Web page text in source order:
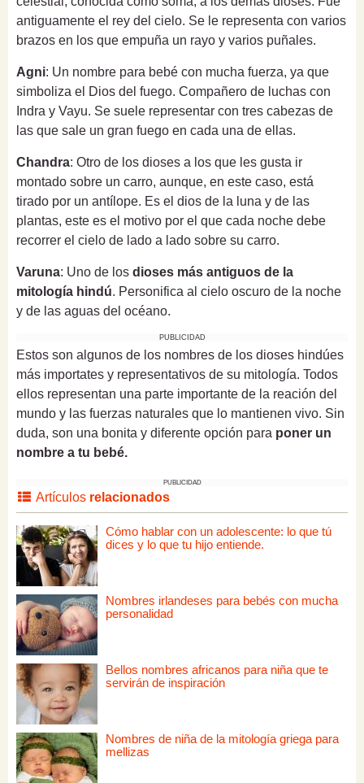
antiguamente el rey del cielo. Se le representa con varios
brazos en los que empuña un rayo y varios puñales.
Agni: Un nombre para bebé con mucha fuerza, ya que
simboliza el Dios del fuego. Compañero de luchas con
Indra y Vayu. Se suele representar con tres cabezas de
las que sale un gran fuego en cada una de ellas.
Chandra: Otro de los dioses a los que les gusta ir
montado sobre un carro, aunque, en este caso, está
tirado por un antílope. Es el dios de la luna y de las
plantas, este es el motivo por el que cada noche debe
recorrer el cielo de lado a lado sobre su carro.
Varuna: Uno de los dioses más antiguos de la
mitología hindú. Personifica al cielo oscuro de la noche
y de las aguas del océano.
PUBLICIDAD
Estos son algunos de los nombres de los dioses hindúes
más importates y representativos de su mitología. Todos
ellos representan una parte importante de la reación del
mundo y las fuerzas naturales que lo mantienen vivo. Sin
duda, son una bonita y diferente opción para poner un
nombre a tu bebé.
PUBLICIDAD
Artículos relacionados
Cómo hablar con un adolescente: lo que tú
dices y lo que tu hijo entiende.
Nombres irlandeses para bebés con mucha
personalidad
Bellos nombres africanos para niña que te
servirán de inspiración
Nombres de niña de la mitología griega para
mellizas